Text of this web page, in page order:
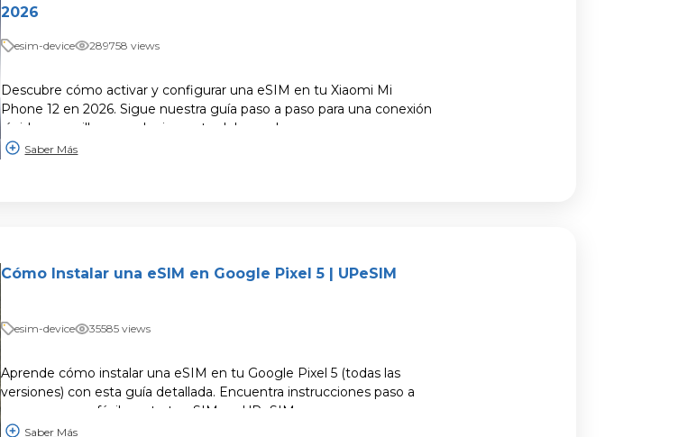
2026
esim-device 289758 views
Descubre cómo activar y configurar una eSIM en tu Xiaomi Mi
Phone 12 en 2026. Sigue nuestra guía paso a paso para una conexión
rápida y sencilla en cualquier parte del mundo.
Saber Más
Cómo Instalar una eSIM en Google Pixel 5 | UPeSIM
esim-device 35585 views
Aprende cómo instalar una eSIM en tu Google Pixel 5 (todas las
versiones) con esta guía detallada. Encuentra instrucciones paso a
paso y compra fácilmente tu eSIM en UPeSIM.
Saber Más